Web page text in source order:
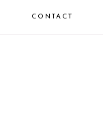
CONTACT